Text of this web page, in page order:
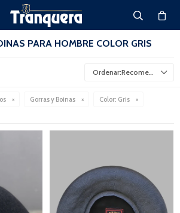
PARA HOMBRE COLOR GRIS
Recomendados
Gorras y Boinas Color: Gris